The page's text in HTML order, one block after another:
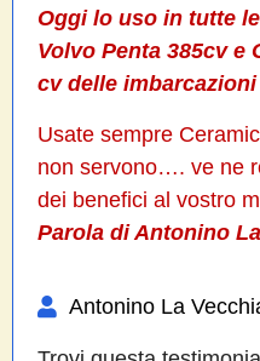
Oggi lo uso in tutte
Volvo Penta 385cv e
cv delle
Usate sempre
non servono…. ve ne
dei benefici al vostro
Parola di Antonino
Antonino La